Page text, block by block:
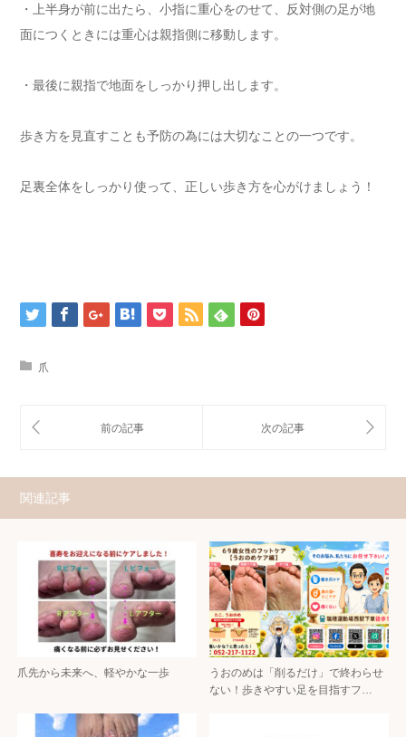
・上半身が前に出たら、小指に重心をのせて、反対側の足が地
面につくときには重心は親指側に移動します。
・最後に親指で地面をしっかり押し出します。
歩き方を見直すことも予防の為には大切なことの一つです。
足裏全体をしっかり使って、正しい歩き方を心がけましょう！
爪
関連記事
爪先から未来へ、軽やかな一歩
うおのめは「削るだけ」で終わらせ
ない！歩きやすい足を目指すフ…